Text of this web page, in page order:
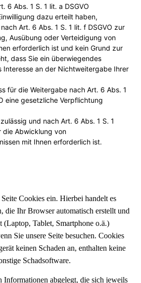
6 Abs. 1 S. 1 lit. a DSGVO
dazu erteilt haben,
Art. 6 Abs. 1 S. 1 lit. f DSGVO zur
Ausübung oder Verteidigung von
erforderlich ist und kein Grund zur
dass Sie ein überwiegendes
Interesse an der Nichtweitergabe Ihrer
für die Weitergabe nach Art. 6 Abs. 1
eine gesetzliche Verpflichtung
und nach Art. 6 Abs. 1 S. 1
die Abwicklung von
mit Ihnen erforderlich ist.
Cookies ein. Hierbei handelt es
die Ihr Browser automatisch erstellt und
(Laptop, Tablet, Smartphone o.ä.)
Sie unsere Seite besuchen. Cookies
keinen Schaden an, enthalten keine
Schadsoftware.
Informationen abgelegt, die sich jeweils